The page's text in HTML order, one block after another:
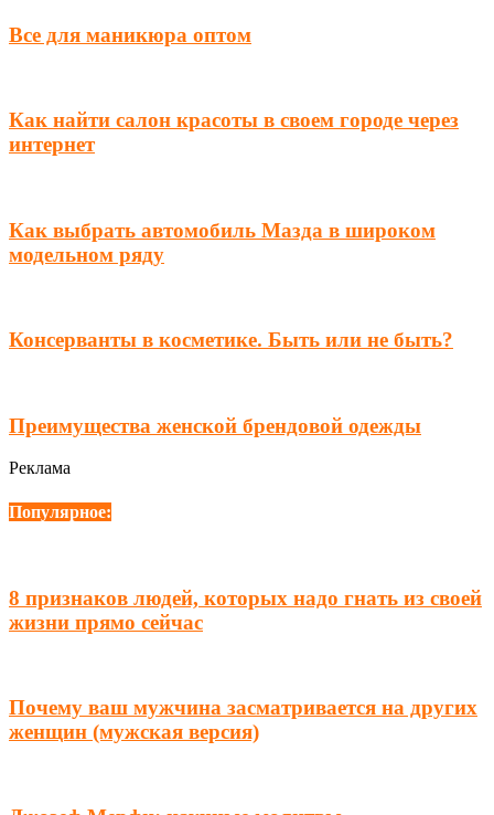
Все для маникюра оптом
Как найти салон красоты в своем городе через
интернет
Как выбрать автомобиль Мазда в широком
модельном ряду
Консерванты в косметике. Быть или не быть?
Преимущества женской брендовой одежды
Реклама
Популярное:
8 признаков людей, которых надо гнать из своей
жизни прямо сейчас
Почему ваш мужчина засматривается на других
женщин (мужская версия)